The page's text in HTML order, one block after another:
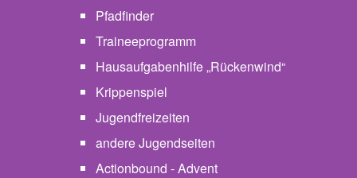
Pfadfinder
Traineeprogramm
Hausaufgabenhilfe „Rückenwind“
Krippenspiel
Jugendfreizeiten
andere Jugendseiten
Actionbound - Advent